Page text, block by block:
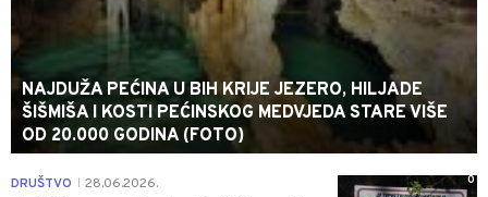
NAJDUŽA PEĆINA U BIH KRIJE JEZERO, HILJADE
ŠIŠMIŠA I KOSTI PEĆINSKOG MEDVJEDA STARE VIŠE
OD 20.000 GODINA (FOTO)
0
DRUŠTVO 28.06.2026.